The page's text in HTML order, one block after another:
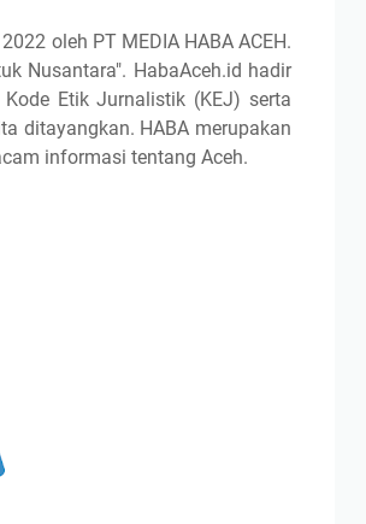
oleh PT MEDIA HABA ACEH.
Nusantara". HabaAceh.id hadir
Etik Jurnalistik (KEJ) serta
ditayangkan. HABA merupakan
informasi tentang Aceh.